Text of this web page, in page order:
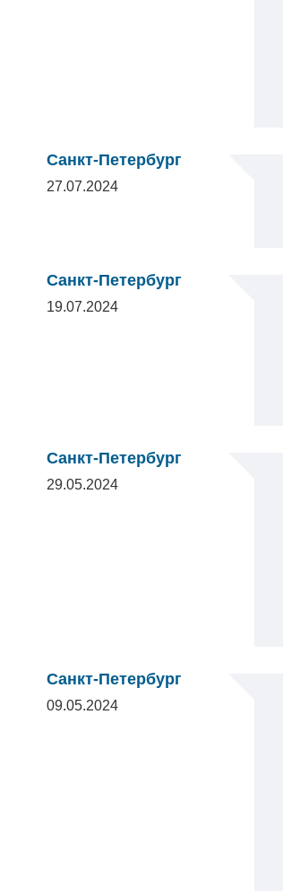
Санкт-Петербург
27.07.2024
Санкт-Петербург
19.07.2024
Санкт-Петербург
29.05.2024
Санкт-Петербург
09.05.2024